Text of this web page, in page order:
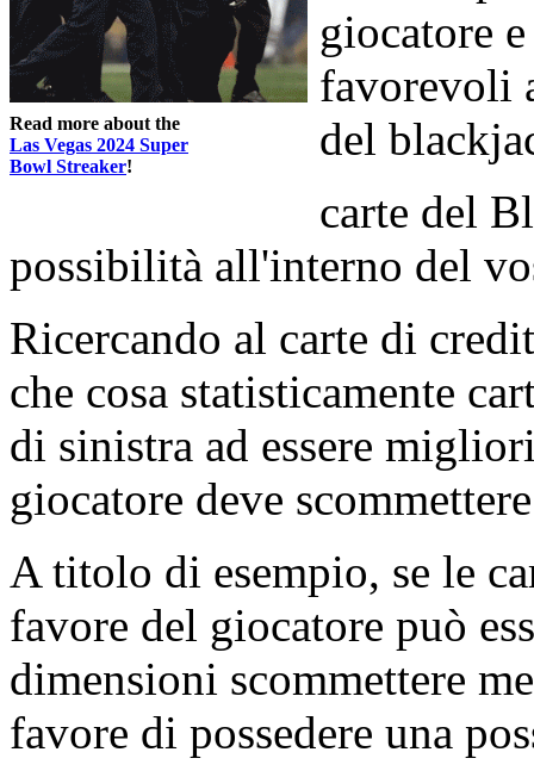
Read more about the
Las Vegas 2024 Super
Bowl Streaker!
giocatore
favorevoli
del
carte del
possibilità all'interno del
Ricercando al carte di
che cosa statisticamente
di sinistra ad essere
giocatore deve
A titolo di esempio, se le
favore del giocatore può
dimensioni scommettere
favore di possedere una